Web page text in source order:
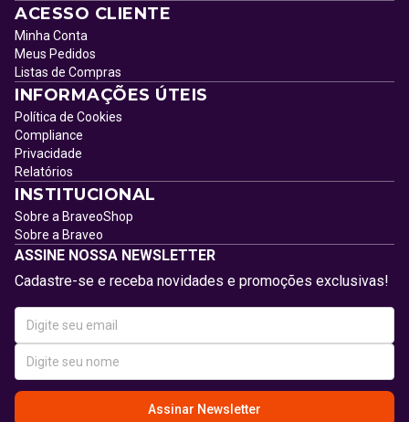
ACESSO CLIENTE
Minha Conta
Meus Pedidos
Listas de Compras
INFORMAÇÕES ÚTEIS
Política de Cookies
Compliance
Privacidade
Relatórios
INSTITUCIONAL
Sobre a BraveoShop
Sobre a Braveo
ASSINE NOSSA NEWSLETTER
Cadastre-se e receba novidades e promoções exclusivas!
Assinar Newsletter